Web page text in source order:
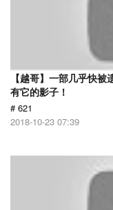
【越哥】一部几乎快
有它的影子！
# 621
2018-10-23 07:39